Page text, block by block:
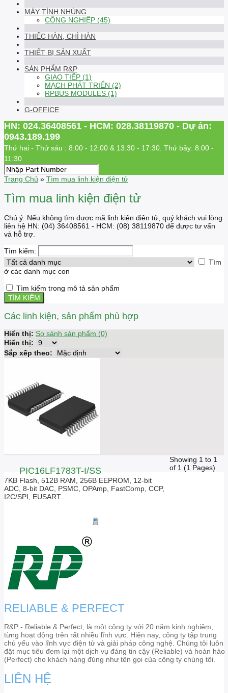
MÁY TÍNH NHÚNG
CÔNG NGHIỆP (45)
THIẾC HÀN, CHÌ HÀN
THIẾT BỊ SẢN XUẤT
SẢN PHẨM R&P
GIAO TIẾP (1)
MẠCH PHÁT TRIỂN (2)
RPBUS MODULES (1)
G-OFFICE
HN: 024.36408561 - HCM: 028.38119870 - Dự án:
0943.189.199
Thứ hai - Thứ sáu : 8:00 - 12:00 & 13:30 - 17:30. Thứ bảy: 8:00 -
11:30
Trang Chủ » Tìm mua linh kiện điện tử
Tìm mua linh kiện điện tử
Chú ý: Nếu không tìm được mã linh kiện điện tử, quý khách vui lòng
liên hệ HN: (04) 36408561 - HCM: (08) 38119870 để được tư vấn
và hỗ trợ.
Tìm kiếm:
Tìm
ở các danh mục con
Tìm kiếm trong mô tả sản phẩm
Các linh kiện, sản phẩm phù hợp
Hiển thị: So sánh sản phẩm (0)
Hiển thị:
Sắp xếp theo:
PIC16LF1783T-I/SS
7KB Flash, 512B RAM, 256B EEPROM, 12-bit
ADC, 8-bit DAC, PSMC, OPAmp, FastComp, CCP,
I2C/SPI, EUSART..
Showing 1 to 1
of 1 (1 Pages)
RELIABLE & PERFECT
R&P - Reliable & Perfect, là một công ty với 20 năm kinh nghiệm,
từng hoạt động trên rất nhiều lĩnh vực. Hiện nay, công ty tập trung
chủ yếu vào lĩnh vực điện tử và giải pháp công nghệ. Chúng tôi luôn
đặt mục tiêu đem lại một dịch vụ đáng tin cậy (Reliable) và hoàn hảo
(Perfect) cho khách hàng đúng như tên gọi của công ty chúng tôi.
LIÊN HỆ